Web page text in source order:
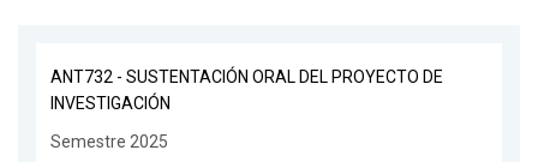
ANT732 - SUSTENTACIÓN ORAL DEL PROYECTO DE
INVESTIGACIÓN
Semestre 2025